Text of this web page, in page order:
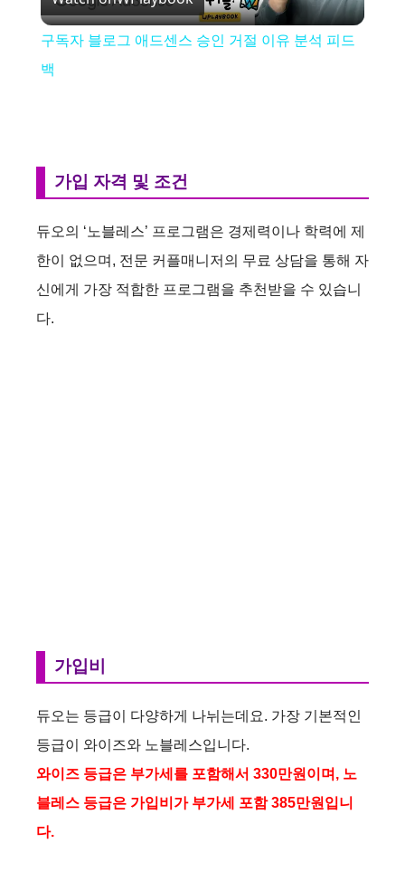
l
i
d
구독자 블로그 애드센스 승인 거절 이유 분석 피드
백
가입 자격 및 조건
듀오의 ‘노블레스’ 프로그램은 경제력이나 학력에 제
한이 없으며, 전문 커플매니저의 무료 상담을 통해 자
신에게 가장 적합한 프로그램을 추천받을 수 있습니
다.
가입비
듀오는 등급이 다양하게 나뉘는데요. 가장 기본적인
등급이 와이즈와 노블레스입니다.
와이즈 등급은 부가세를 포함해서 330만원이며, 노
블레스 등급은 가입비가 부가세 포함 385만원입니
다.